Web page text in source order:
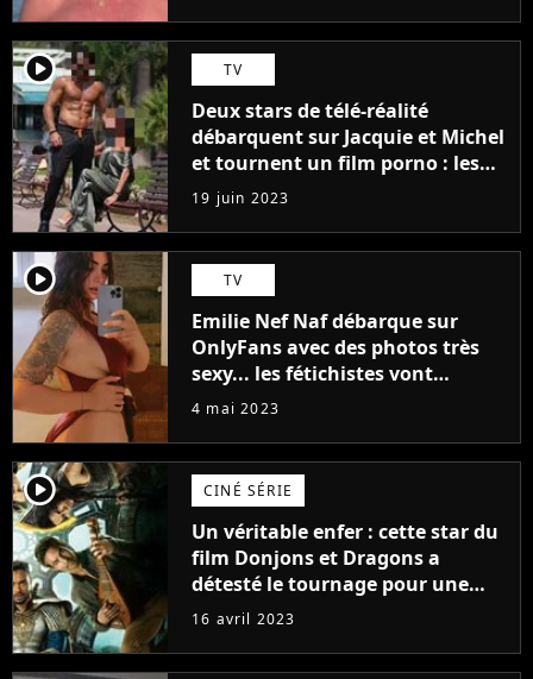
player2 TV
Deux stars de télé-réalité
débarquent sur Jacquie et Michel
et tournent un film porno : les
premières images du tournage
(exclu)
19 juin 2023
player2 TV
Emilie Nef Naf débarque sur
OnlyFans avec des photos très
sexy... les fétichistes vont
prendre leur pied !
4 mai 2023
player2 CINÉ SÉRIE
Un véritable enfer : cette star du
film Donjons et Dragons a
détesté le tournage pour une
raison très spéciale
16 avril 2023